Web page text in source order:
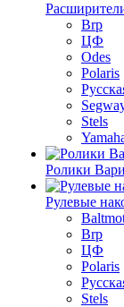
Brp
ЦФ
Odes
Polaris
Stels
Ролики
Рулевые
Brp
ЦФ
Polaris
Stels